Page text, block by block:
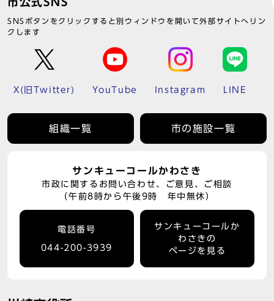
市公式SNS
SNSボタンをクリックすると別ウィンドウを開いて外部サイトへリン
クします
X(旧Twitter) YouTube Instagram LINE
組織一覧 市の施設一覧
サンキューコールかわさき
市政に関するお問い合わせ、ご意見、ご相談
（午前8時から午後9時 年中無休）
電話番号
044-200-3939
サンキューコールか
わさきの
ページを見る